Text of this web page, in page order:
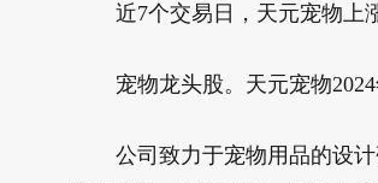
近7个交易日，天元宠物上涨
宠物龙头股。天元宠物2024
公司致力于宠物用品的设计